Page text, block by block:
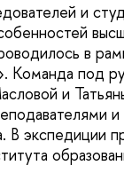
и
в
Команда под
и
В экспедиции